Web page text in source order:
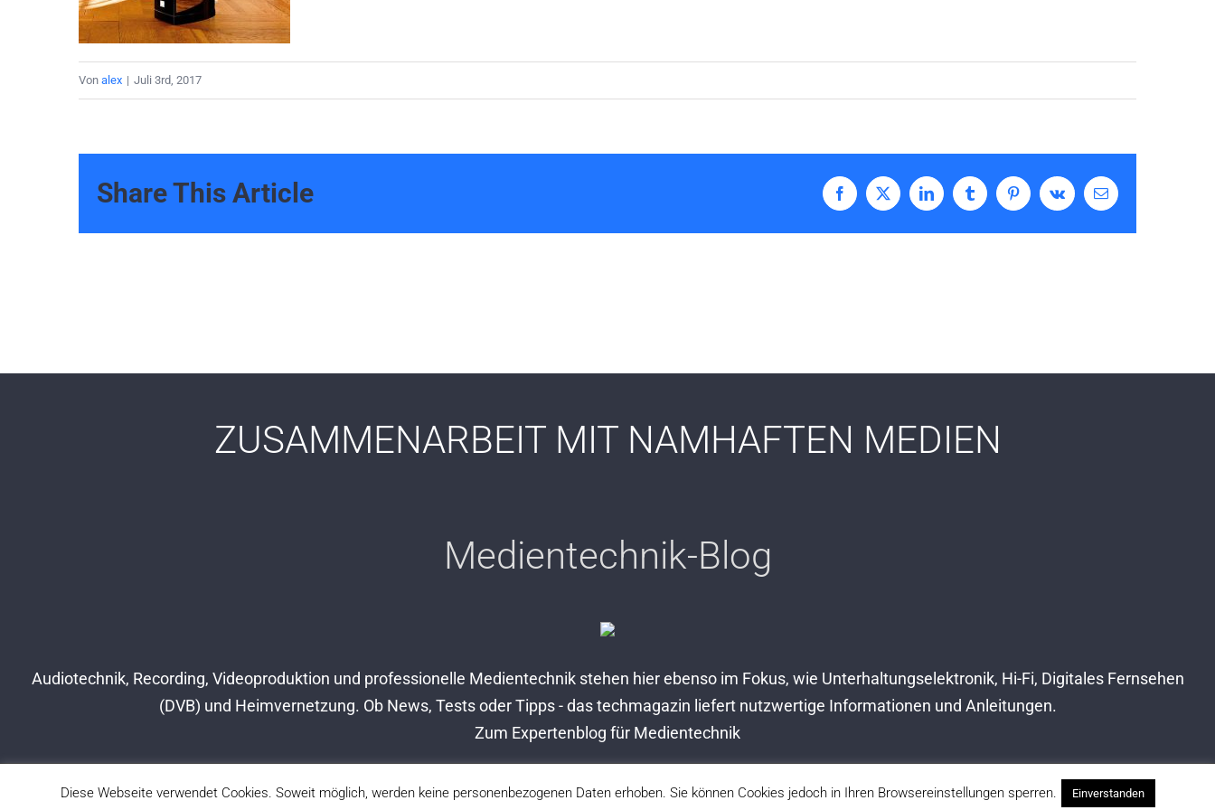
Von alex | Juli 3rd, 2017
Share This Article FacebookX LinkedIn Tumblr PinterestVk
E-
Mail
ZUSAMMENARBEIT MIT NAMHAFTEN MEDIEN
Medientechnik-Blog
Audiotechnik, Recording, Videoproduktion und professionelle Medientechnik stehen hier ebenso im Fokus, wie Unterhaltungselektronik, Hi-Fi, Digitales Fernsehen
(DVB) und Heimvernetzung. Ob News, Tests oder Tipps - das techmagazin liefert nutzwertige Informationen und Anleitungen.
Zum Expertenblog für Medientechnik
Xing LinkedIn Facebook
X Vimeo
Diese Webseite verwendet Cookies. Soweit möglich, werden keine personenbezogenen Daten erhoben. Sie können Cookies jedoch in Ihren Browsereinstellungen sperren. Einverstanden